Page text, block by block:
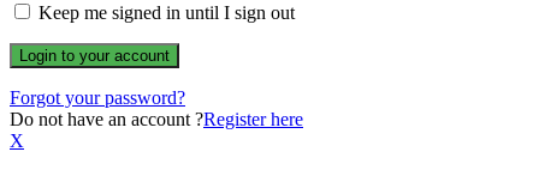
Keep me signed in until I sign out
Forgot your password?
Do not have an account ?Register here
X